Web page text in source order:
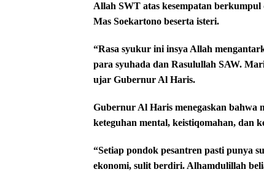
Allah SWT atas kesempatan
Mas Soekartono beserta isteri.
“Rasa syukur ini insya Allah
para syuhada dan Rasulullah SAW.
ujar Gubernur Al Haris.
Gubernur Al Haris menegaskan
keteguhan mental, keistiqomahan, dan
“Setiap pondok pesantren pasti punya
ekonomi, sulit berdiri. Alhamdulillah